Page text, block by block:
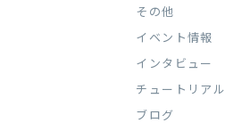
その他
イベント情報
インタビュー
チュートリアル
ブログ